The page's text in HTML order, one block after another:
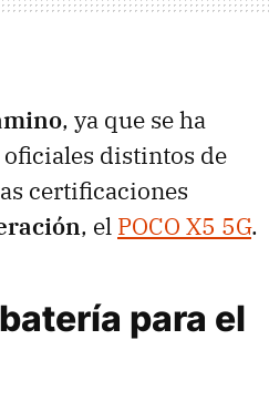
, ya que se ha
oficiales distintos de
certificaciones
, el POCO X5 5G.
para el